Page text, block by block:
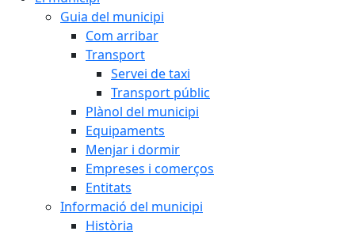
Guia del municipi
Com arribar
Transport
Servei de taxi
Transport públic
Plànol del municipi
Equipaments
Menjar i dormir
Empreses i comerços
Entitats
Informació del municipi
Història